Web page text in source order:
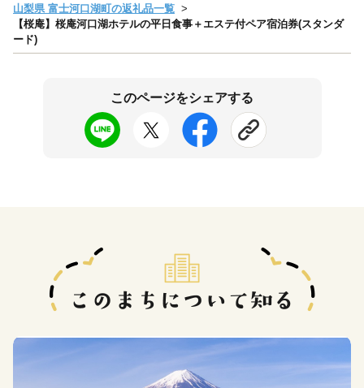
山梨県 富士河口湖町の返礼品一覧
【桜庵】桜庵河口湖ホテルの平日食事＋エステ付ペア宿泊券(スタンダ
ード)
このページをシェアする